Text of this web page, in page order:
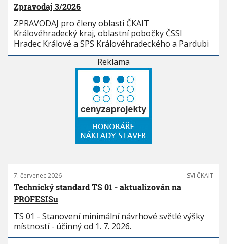
Zpravodaj 3/2026
ZPRAVODAJ pro členy oblasti ČKAIT
Královéhradecký kraj, oblastní pobočky ČSSI
Hradec Králové a SPS Královéhradeckého a Pardubi
Reklama
7. červenec 2026 SVI ČKAIT
Technický standard TS 01 - aktualizován na
PROFESISu
TS 01 - Stanovení minimální návrhové světlé výšky
místností - účinný od 1. 7. 2026.